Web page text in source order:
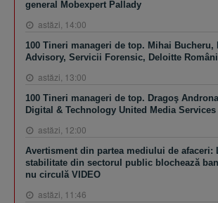
general Mobexpert Pallady
astăzi, 14:00
100 Tineri manageri de top. Mihai Bucheru,
Advisory, Servicii Forensic, Deloitte
astăzi, 13:00
100 Tineri manageri de top. Dragoş
Digital & Technology United Media Services
astăzi, 12:00
Avertisment din partea mediului de afaceri:
stabilitate din sectorul public blochează
nu circulă VIDEO
astăzi, 11:46